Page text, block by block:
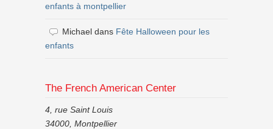
enfants à montpellier
Michael dans Fête Halloween pour les
enfants
The French American Center
4, rue Saint Louis
34000, Montpellier